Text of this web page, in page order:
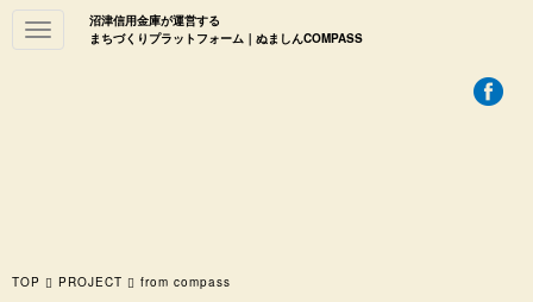
沼津信用金庫が運営する
まちづくりプラットフォーム｜ぬましんCOMPASS
Toggle
navigation
TOP PROJECT from compass